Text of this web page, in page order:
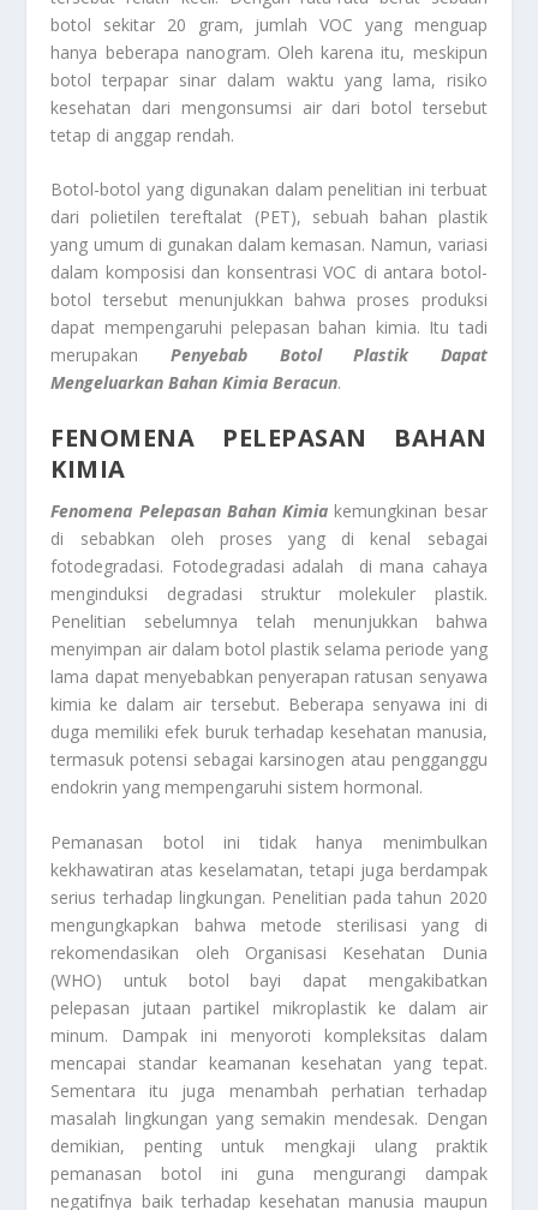
botol sekitar 20 gram, jumlah VOC yang menguap
hanya beberapa nanogram. Oleh karena itu, meskipun
botol terpapar sinar dalam waktu yang lama, risiko
kesehatan dari mengonsumsi air dari botol tersebut
tetap di anggap rendah.
Botol-botol yang digunakan dalam penelitian ini terbuat
dari polietilen tereftalat (PET), sebuah bahan plastik
yang umum di gunakan dalam kemasan. Namun, variasi
dalam komposisi dan konsentrasi VOC di antara botol-
botol tersebut menunjukkan bahwa proses produksi
dapat mempengaruhi pelepasan bahan kimia. Itu tadi
merupakan Penyebab Botol Plastik Dapat
Mengeluarkan Bahan Kimia Beracun.
FENOMENA PELEPASAN BAHAN
KIMIA
Fenomena Pelepasan Bahan Kimia kemungkinan besar
di sebabkan oleh proses yang di kenal sebagai
fotodegradasi. Fotodegradasi adalah di mana cahaya
menginduksi degradasi struktur molekuler plastik.
Penelitian sebelumnya telah menunjukkan bahwa
menyimpan air dalam botol plastik selama periode yang
lama dapat menyebabkan penyerapan ratusan senyawa
kimia ke dalam air tersebut. Beberapa senyawa ini di
duga memiliki efek buruk terhadap kesehatan manusia,
termasuk potensi sebagai karsinogen atau pengganggu
endokrin yang mempengaruhi sistem hormonal.
Pemanasan botol ini tidak hanya menimbulkan
kekhawatiran atas keselamatan, tetapi juga berdampak
serius terhadap lingkungan. Penelitian pada tahun 2020
mengungkapkan bahwa metode sterilisasi yang di
rekomendasikan oleh Organisasi Kesehatan Dunia
(WHO) untuk botol bayi dapat mengakibatkan
pelepasan jutaan partikel mikroplastik ke dalam air
minum. Dampak ini menyoroti kompleksitas dalam
mencapai standar keamanan kesehatan yang tepat.
Sementara itu juga menambah perhatian terhadap
masalah lingkungan yang semakin mendesak. Dengan
demikian, penting untuk mengkaji ulang praktik
pemanasan botol ini guna mengurangi dampak
negatifnya baik terhadap kesehatan manusia maupun